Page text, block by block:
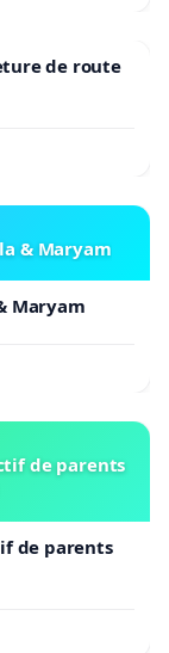
de route
& Maryam
Maryam
de parents
de parents